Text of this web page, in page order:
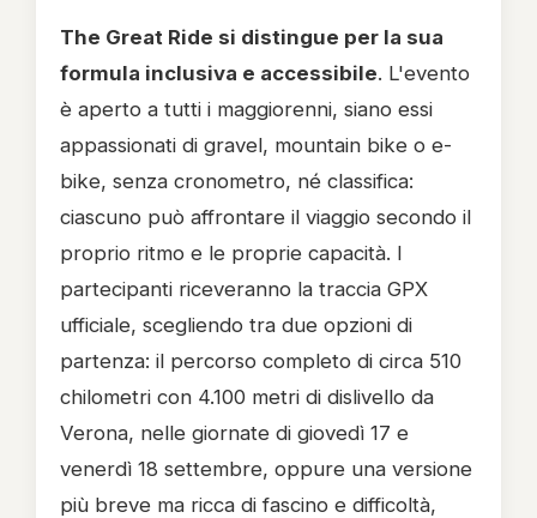
The Great Ride si distingue per la sua
formula inclusiva e accessibile. L'evento
è aperto a tutti i maggiorenni, siano essi
appassionati di gravel, mountain bike o e-
bike, senza cronometro, né classifica:
ciascuno può affrontare il viaggio secondo il
proprio ritmo e le proprie capacità. I
partecipanti riceveranno la traccia GPX
ufficiale, scegliendo tra due opzioni di
partenza: il percorso completo di circa 510
chilometri con 4.100 metri di dislivello da
Verona, nelle giornate di giovedì 17 e
venerdì 18 settembre, oppure una versione
più breve ma ricca di fascino e difficoltà,